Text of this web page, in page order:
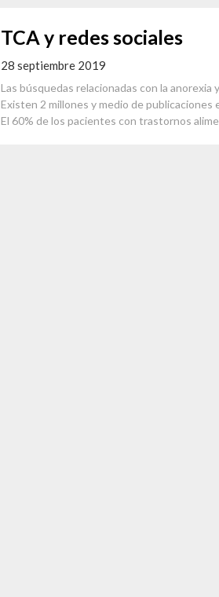
TCA y redes sociales
28 septiembre 2019
Las búsquedas relacionadas con la anorexia
Existen 2 millones y medio de
El 60% de los pacientes con trastornos